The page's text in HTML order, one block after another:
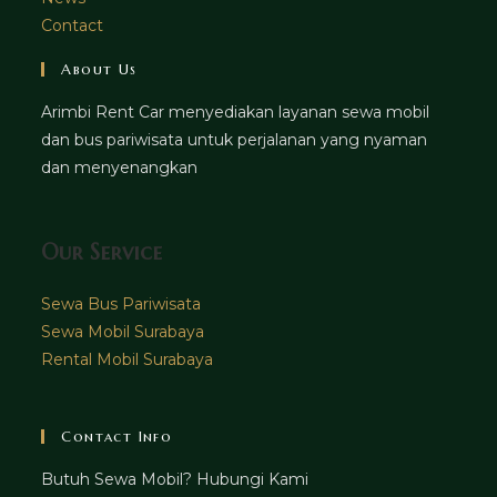
Contact
About Us
Arimbi Rent Car menyediakan layanan sewa mobil
dan bus pariwisata untuk perjalanan yang nyaman
dan menyenangkan
Our Service
Sewa Bus Pariwisata
Sewa Mobil Surabaya
Rental Mobil Surabaya
Contact Info
Butuh Sewa Mobil? Hubungi Kami